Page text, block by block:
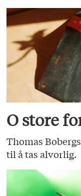
O store
Thomas
til å tas alvorlig.